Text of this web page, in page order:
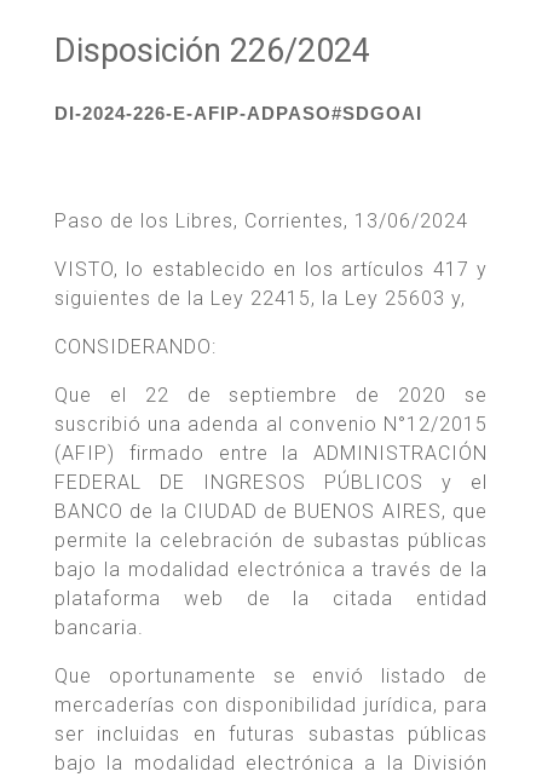
Disposición 226/2024
DI-2024-226-E-AFIP-ADPASO#SDGOAI
Paso de los Libres, Corrientes, 13/06/2024
VISTO, lo establecido en los artículos 417 y
siguientes de la Ley 22415, la Ley 25603 y,
CONSIDERANDO:
Que el 22 de septiembre de 2020 se
suscribió una adenda al convenio N°12/2015
(AFIP) firmado entre la ADMINISTRACIÓN
FEDERAL DE INGRESOS PÚBLICOS y el
BANCO de la CIUDAD de BUENOS AIRES, que
permite la celebración de subastas públicas
bajo la modalidad electrónica a través de la
plataforma web de la citada entidad
bancaria.
Que oportunamente se envió listado de
mercaderías con disponibilidad jurídica, para
ser incluidas en futuras subastas públicas
bajo la modalidad electrónica a la División